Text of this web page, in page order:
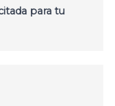
para tu